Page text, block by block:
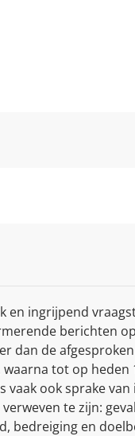
en ingrijpend
berichten
dan de
waarna tot op
vaak ook sprake
te zijn:
bedreiging en